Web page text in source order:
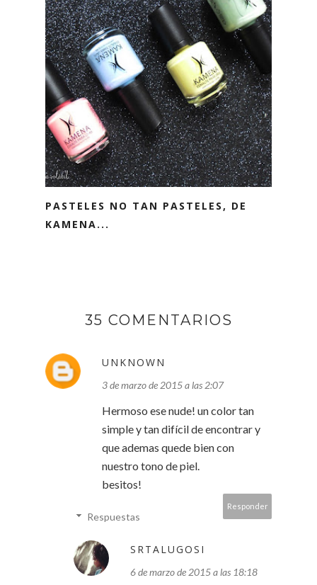
PASTELES NO TAN PASTELES, DE
KAMENA...
35 COMENTARIOS
UNKNOWN
3 de marzo de 2015 a las 2:07
Hermoso ese nude! un color tan
simple y tan difícil de encontrar y
que ademas quede bien con
nuestro tono de piel.
besitos!
Responder
Respuestas
SRTALUGOSI
6 de marzo de 2015 a las 18:18